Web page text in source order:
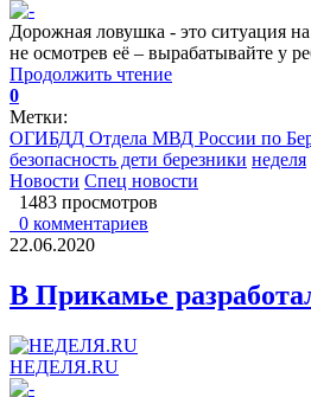
Дорожная ловушка - это ситуация
не осмотрев её – вырабатывайте у
Продолжить чтение
0
Метки:
ОГИБДД Отдела МВД России по
безопасность дети березники неделя
Новости Спец новости
1483 просмотров
0 комментариев
22.06.2020
В Прикамье
НЕДЕЛЯ.RU